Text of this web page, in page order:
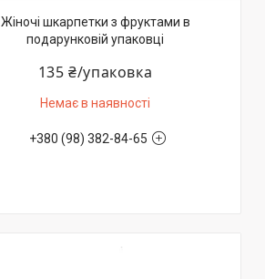
Жіночі шкарпетки з фруктами в
подарунковій упаковці
135 ₴/упаковка
Немає в наявності
+380 (98) 382-84-65